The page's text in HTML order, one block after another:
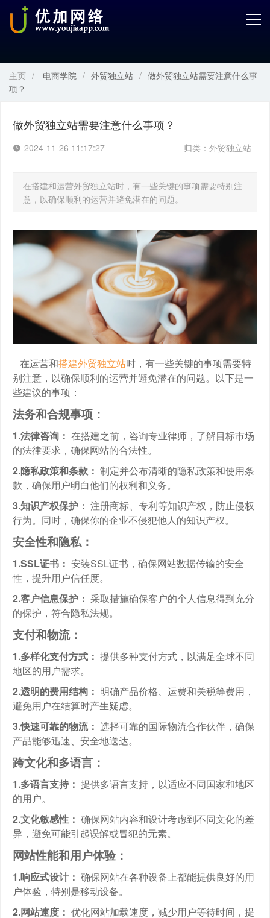
首页
开发服务
关于优加
主页 / 电商学院 / 外贸独立站 / 做外贸独立站需要注意什么事
项？
做外贸独立站需要注意什么事项？
2024-11-26 11:17:27 归类： 外贸独立站
在搭建和运营外贸独立站时，有一些关键的事项需要特别注
意，以确保顺利的运营并避免潜在的问题。
在运营和搭建外贸独立站时，有一些关键的事项需要特
别注意，以确保顺利的运营并避免潜在的问题。以下是一
些建议的事项：
法务和合规事项：
1.法律咨询： 在搭建之前，咨询专业律师，了解目标市场
的法律要求，确保网站的合法性。
2.隐私政策和条款： 制定并公布清晰的隐私政策和使用条
款，确保用户明白他们的权利和义务。
3.知识产权保护： 注册商标、专利等知识产权，防止侵权
行为。同时，确保你的企业不侵犯他人的知识产权。
安全性和隐私：
1.SSL证书： 安装SSL证书，确保网站数据传输的安全
性，提升用户信任度。
2.客户信息保护： 采取措施确保客户的个人信息得到充分
的保护，符合隐私法规。
支付和物流：
1.多样化支付方式： 提供多种支付方式，以满足全球不同
地区的用户需求。
2.透明的费用结构： 明确产品价格、运费和关税等费用，
避免用户在结算时产生疑虑。
3.快速可靠的物流： 选择可靠的国际物流合作伙伴，确保
产品能够迅速、安全地送达。
跨文化和多语言：
1.多语言支持： 提供多语言支持，以适应不同国家和地区
的用户。
2.文化敏感性： 确保网站内容和设计考虑到不同文化的差
异，避免可能引起误解或冒犯的元素。
网站性能和用户体验：
1.响应式设计： 确保网站在各种设备上都能提供良好的用
户体验，特别是移动设备。
2.网站速度： 优化网站加载速度，减少用户等待时间，提